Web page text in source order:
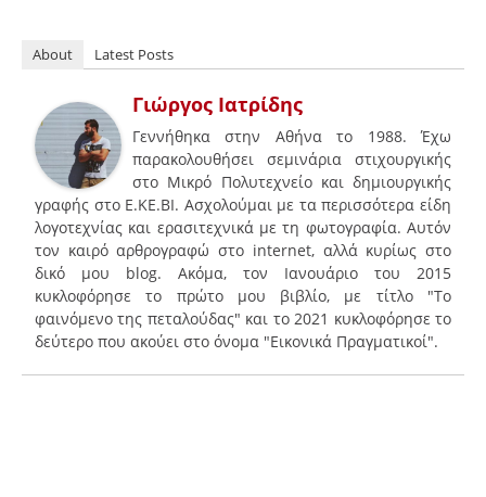
About Latest Posts
Γιώργος Ιατρίδης
Γεννήθηκα στην Αθήνα το 1988. Έχω
παρακολουθήσει σεμινάρια στιχουργικής
στο Μικρό Πολυτεχνείο και δημιουργικής
γραφής στο Ε.ΚΕ.ΒΙ. Ασχολούμαι με τα περισσότερα είδη
λογοτεχνίας και ερασιτεχνικά με τη φωτογραφία. Αυτόν
τον καιρό αρθρογραφώ στο internet, αλλά κυρίως στο
δικό μου blog. Ακόμα, τον Ιανουάριο του 2015
κυκλοφόρησε το πρώτο μου βιβλίο, με τίτλο "Το
φαινόμενο της πεταλούδας" και το 2021 κυκλοφόρησε το
δεύτερο που ακούει στο όνομα "Εικονικά Πραγματικοί".